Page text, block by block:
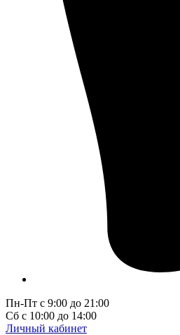
Пн-Пт с 9:00 до 21:00
Сб с 10:00 до 14:00
Личный кабинет